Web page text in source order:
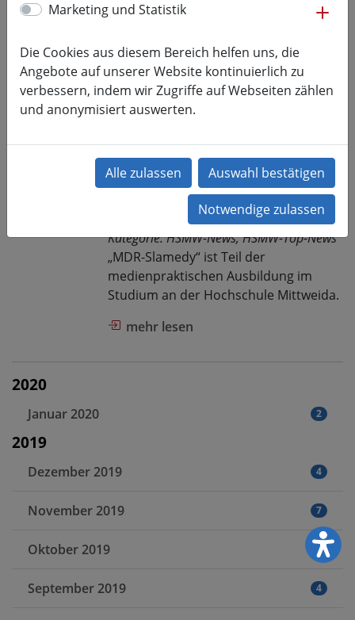
Kategorie:HSMW-News, HSMW-Top-News
Intelligence und Maschinelles Lernen
(SICIM) an der Hochschule Mittweida
gegründet
Live aus Mittweida –
Medienstudierende
produzieren MDR-Show
Kategorie:HSMW-News, HSMW-Top-News
„MDR-Slamedy“ ist Teil der
medienpraktischen Ausbildung im
Studium an der Hochschule Mittweida.
mehr lesen
2020
Januar 2020 2
2019
Dezember 2019 4
November 2019 7
Oktober 2019 5
September 2019 4
Marketing und Statistik
Die Cookies aus diesem Bereich helfen uns, die
Angebote auf unserer Website kontinuierlich zu
verbessern, indem wir Zugriffe auf Webseiten zählen
und anonymisiert auswerten.